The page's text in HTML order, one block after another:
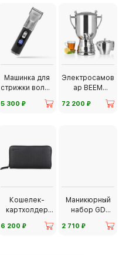
Машинка для
стрижки волос
Dewal Beauty
5 300 ⃏
Электросамов
ар BEEM
3008C (8 л)
72 200 ⃏
Кошелек-
картхолдер
6 200 ⃏
Маникюрный
набор GD
Solingen 2150
2 710 ⃏